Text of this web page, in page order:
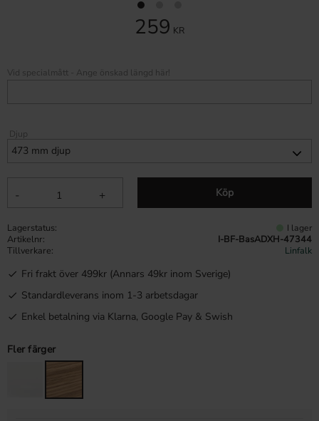
259 KR
Djup
+
- Köp
Vid specialmått - Ange önskad längd här!
Lagerstatus I lager
Artikelnr
I-BF-BasADXH-47344
Tillverkare
Linfalk
Fri frakt över 499kr (Annars 49kr inom Sverige)
Standardleverans inom 1-3 arbetsdagar
Enkel betalning via Klarna, Google Pay & Swish
Fler färger